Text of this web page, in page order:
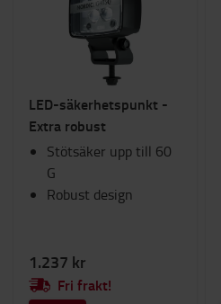
LED-säkerhetspunkt -
Extra robust
Stötsäker upp till 60
G
Robust design
1.237 kr
Fri frakt!